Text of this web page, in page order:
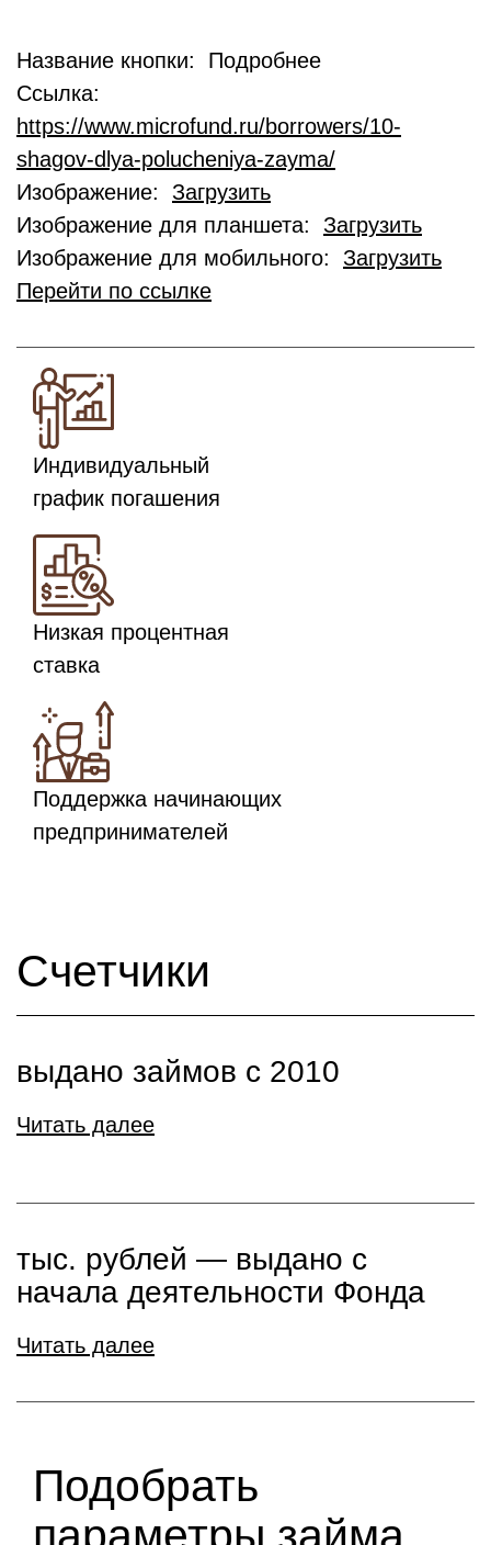
Название кнопки: Подробнее
Ссылка:
https://www.microfund.ru/borrowers/10-
shagov-dlya-polucheniya-zayma/
Изображение: Загрузить
Изображение для планшета: Загрузить
Изображение для мобильного: Загрузить
Перейти по ссылке
Индивидуальный
график погашения
Низкая процентная
ставка
Поддержка начинающих
предпринимателей
Счетчики
выдано займов с 2010
Читать далее
тыс. рублей ― выдано с
начала деятельности Фонда
Читать далее
Подобрать